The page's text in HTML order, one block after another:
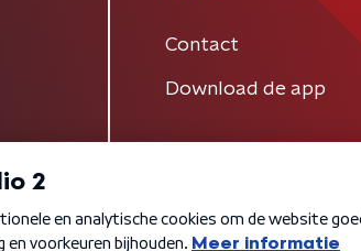
Contact
Download de app